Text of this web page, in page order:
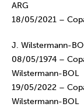
ARG
18/05/2021 –
J. Wilstermann-
08/05/1974 –
Wilstermann-BOL
19/05/2022 –
Wilstermann-BOL